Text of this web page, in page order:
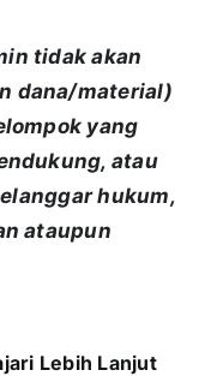
tidak akan
dana/material)
yang
atau
hukum,
ataupun
Lebih Lanjut